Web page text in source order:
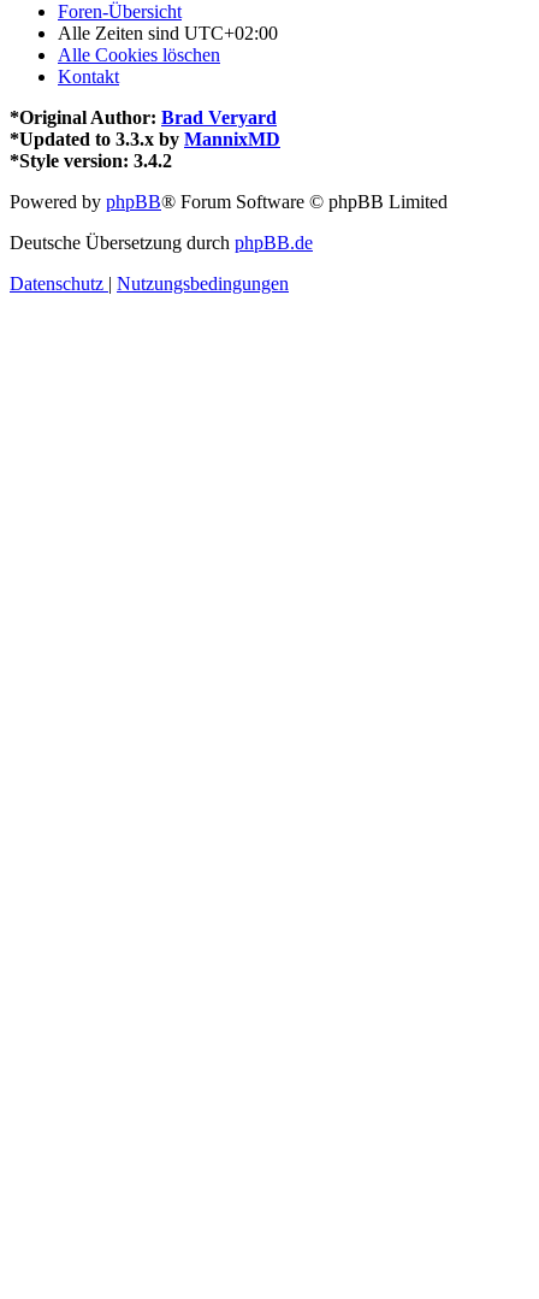
Foren-Übersicht
Alle Zeiten sind UTC+02:00
Alle Cookies löschen
Kontakt
*Original Author: Brad Veryard
*Updated to 3.3.x by MannixMD
*Style version: 3.4.2
Powered by phpBB® Forum Software © phpBB Limited
Deutsche Übersetzung durch phpBB.de
Datenschutz
Nutzungsbedingungen